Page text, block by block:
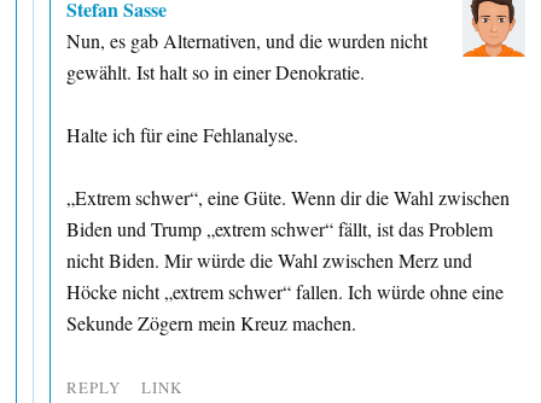
Stefan Sasse
Nun, es gab Alternativen, und die wurden nicht
gewählt. Ist halt so in einer Denokratie.
Halte ich für eine Fehlanalyse.
„Extrem schwer“, eine Güte. Wenn dir die Wahl zwischen
Biden und Trump „extrem schwer“ fällt, ist das Problem
nicht Biden. Mir würde die Wahl zwischen Merz und
Höcke nicht „extrem schwer“ fallen. Ich würde ohne eine
Sekunde Zögern mein Kreuz machen.
REPLY LINK